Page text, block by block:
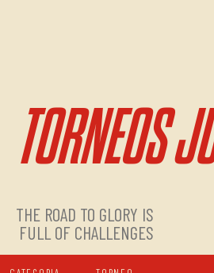
TORNEOS
THE ROAD TO GLORY IS
FULL OF CHALLENGES